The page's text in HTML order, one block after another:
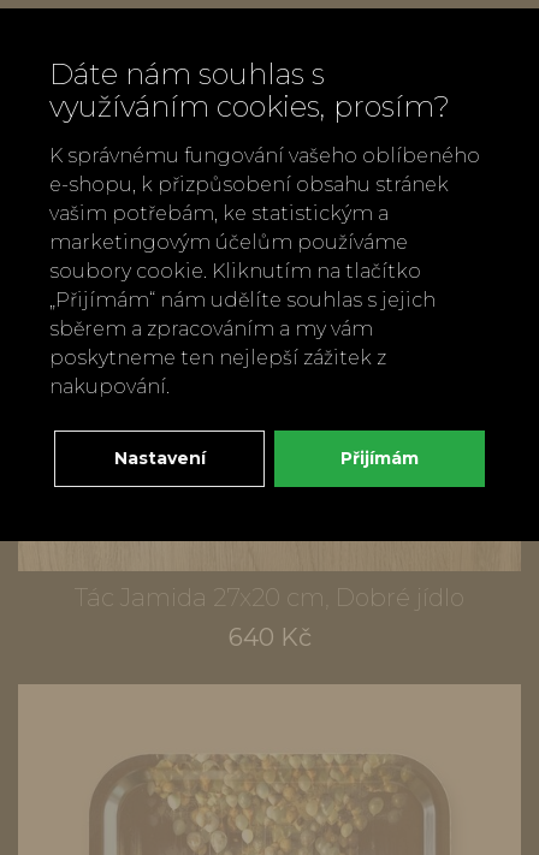
Tác Jamida 27x20 cm, Dobré jídlo
640 Kč
Dáte nám souhlas s
využíváním cookies, prosím?
K správnému fungování vašeho oblíbeného
e-shopu, k přizpůsobení obsahu stránek
vašim potřebám, ke statistickým a
marketingovým účelům používáme
soubory cookie. Kliknutím na tlačítko
„Přijímám“ nám udělíte souhlas s jejich
sběrem a zpracováním a my vám
poskytneme ten nejlepší zážitek z
nakupování.
Nastavení Přijímám